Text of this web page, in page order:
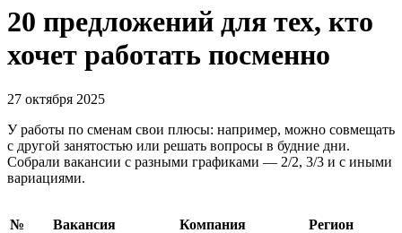
20 предложений для тех, кто
хочет работать посменно
27 октября 2025
У работы по сменам свои плюсы: например, можно совмещать
с другой занятостью или решать вопросы в будние дни.
Собрали вакансии с разными графиками — 2/2, 3/3 и с иными
вариациями.
№ Вакансия Компания Регион